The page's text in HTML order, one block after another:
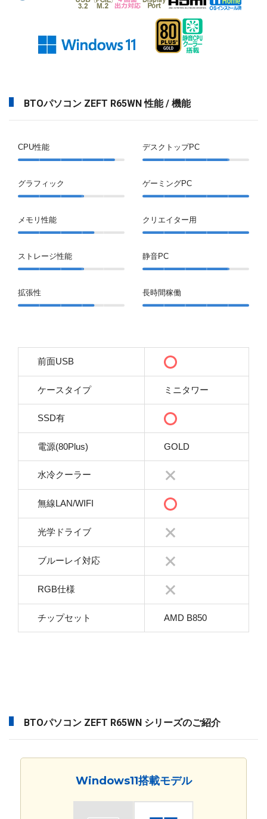
BTOパソコン ZEFT R65WN 性能 / 機能
CPU性能
グラフィック
メモリ性能
ストレージ性能
拡張性
デスクトップPC
ゲーミングPC
クリエイター用
静音PC
長時間稼働
前面USB
ケースタイプ ミニタワー
SSD有
電源(80Plus) GOLD
水冷クーラー
無線LAN/WIFI
光学ドライブ
ブルーレイ対応
RGB仕様
チップセット AMD B850
BTOパソコン ZEFT R65WN シリーズのご紹介
Windows11搭載モデル